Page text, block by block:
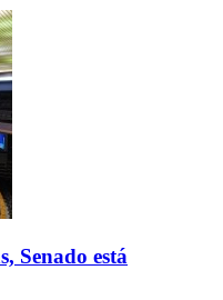
Senado está